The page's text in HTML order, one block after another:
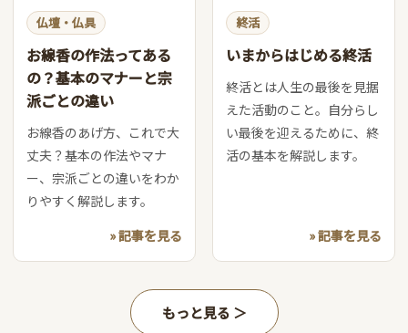
仏壇・仏具
お線香の作法ってある
の？基本のマナーと宗
派ごとの違い
お線香のあげ方、これで大
丈夫？基本の作法やマナ
ー、宗派ごとの違いをわか
りやすく解説します。
» 記事を見る
終活
いまからはじめる終活
終活とは人生の最後を見据
えた活動のこと。自分らし
い最後を迎えるために、終
活の基本を解説します。
» 記事を見る
もっと見る